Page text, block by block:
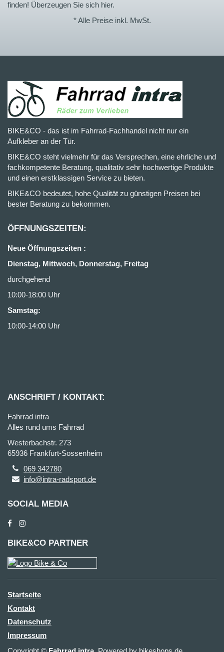
finden! Überzeugen Sie sich hier.
* Alle Preise inkl. MwSt.
BIKE&CO - das ist im Fahrrad-Fachhandel nicht nur ein
Aufkleber an der Tür.
BIKE&CO steht vielmehr für das Versprechen, eine ehrliche und
fachkompetente Beratung, qualitativ sehr hochwertige Produkte
und einen erstklassigen Service zu bieten.
BIKE&CO bedeutet, hohe Qualität zu günstigen Preisen bei
bester Beratung zu bekommen.
ÖFFNUNGSZEITEN:
Neue Öffnungszeiten :
Dienstag, Mittwoch, Donnerstag, Freitag
durchgehend
10:00-18:00 Uhr
Samstag:
10:00-14:00 Uhr
ANSCHRIFT / KONTAKT:
Fahrrad intra
Alles rund ums Fahrrad
Westerbachstr. 273
65936 Frankfurt-Sossenheim
069 342780
info@intra-radsport.de
SOCIAL MEDIA
BIKE&CO PARTNER
Startseite
Kontakt
Datenschutz
Impressum